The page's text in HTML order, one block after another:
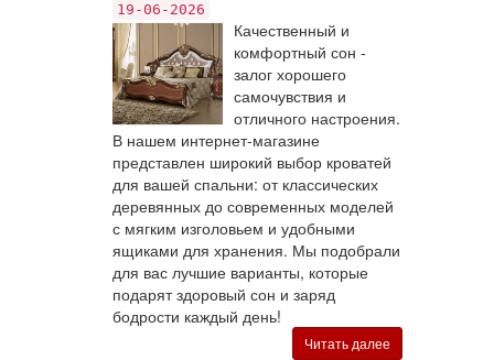
19-06-2026
Качественный и
комфортный сон -
залог хорошего
самочувствия и
отличного настроения.
В нашем интернет-магазине
представлен широкий выбор кроватей
для вашей спальни: от классических
деревянных до современных моделей
с мягким изголовьем и удобными
ящиками для хранения. Мы подобрали
для вас лучшие варианты, которые
подарят здоровый сон и заряд
бодрости каждый день!
Читать далее